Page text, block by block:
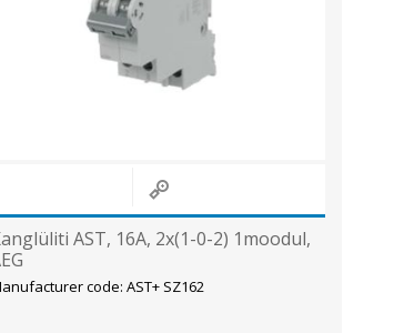
ja tarvikud
AST, 16A, 2x(1-0-2) 1moodul,
code: AST+ SZ162